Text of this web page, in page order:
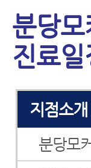
분당
진료
지점소개
분당모